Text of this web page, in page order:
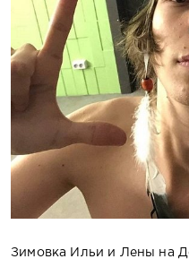
Зимовка Ильи и Лены на